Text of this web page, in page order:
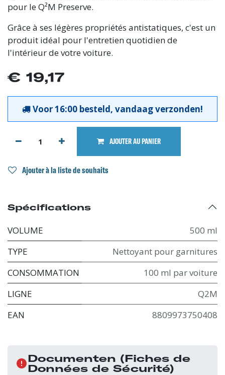
pour le Q²M Preserve.
Grâce à ses légères propriétés antistatiques, c'est un
produit idéal pour l'entretien quotidien de
l'intérieur de votre voiture.
€ 19,17
Voor 16:00 besteld, vandaag verzonden!
AJOUTER AU PANIER
Ajouter à la liste de souhaits
Spécifications
VOLUME
500 ml
TYPE
Nettoyant pour garnitures
CONSOMMATION
100 ml par voiture
LIGNE
Q2M
EAN
8809973750408
Documenten (Fiches de
Données de Sécurité)